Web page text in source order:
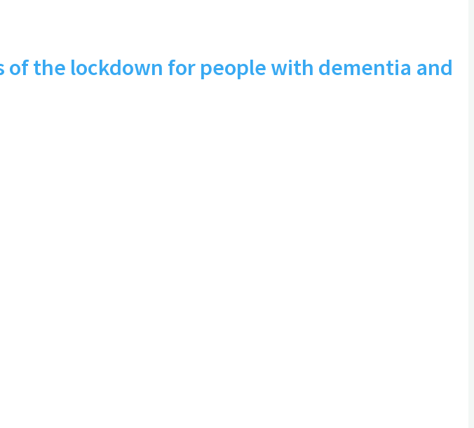
of the lockdown for people with dementia and